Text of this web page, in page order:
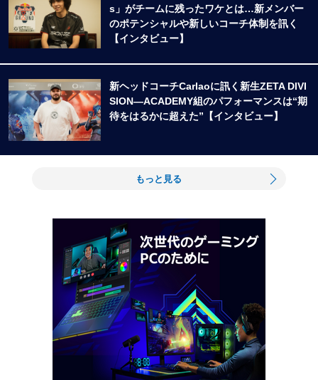
s」がチームに残ったワケとは…新メンバー
のポテンシャルや新しいコーチ体制を訊く
【インタビュー】
新ヘッドコーチCarlaoに訊く新生ZETA DIVI
SION―ACADEMY組のパフォーマンスは“期
待をはるかに超えた”【インタビュー】
もっと見る